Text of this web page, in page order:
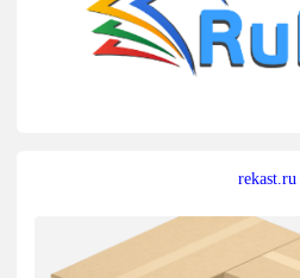
rekast.ru